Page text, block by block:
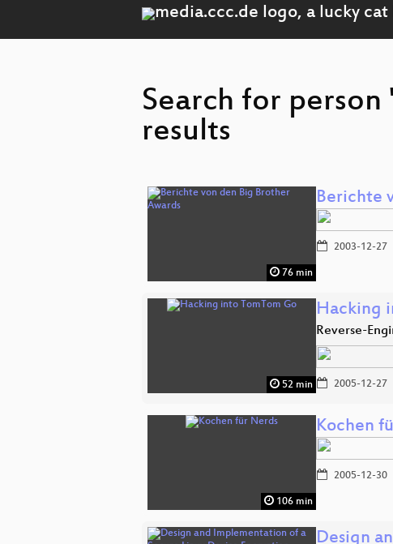
Search for
results
76 min
Berichte
2003-12-27
52 min
Hacking
Reverse-
2005-12-27
106 min
Kochen
2005-12-30
Design